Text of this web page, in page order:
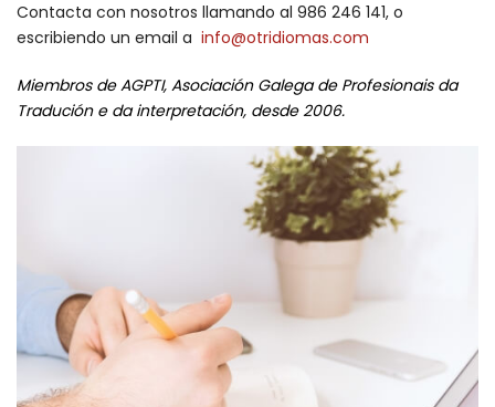
Contacta con nosotros llamando al 986 246 141, o
escribiendo un email a info@otridiomas.com
Miembros de AGPTI, Asociación Galega de Profesionais da
Tradución e da interpretación, desde 2006.